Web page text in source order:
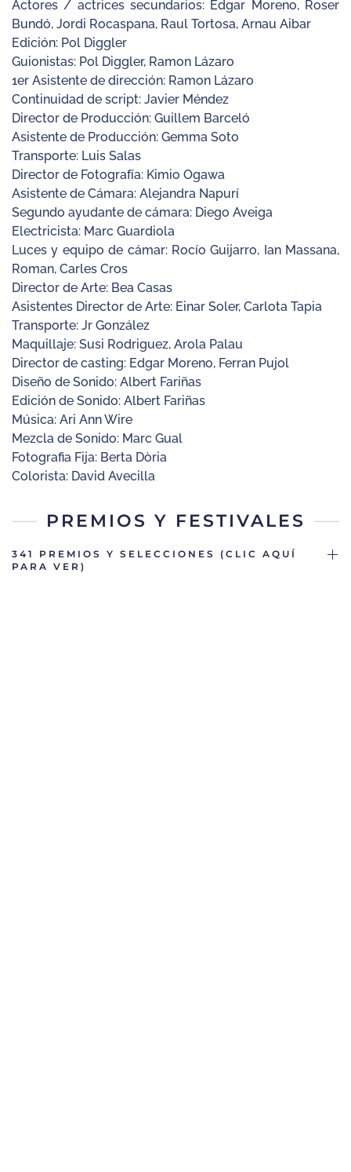
Actores / actrices secundarios: Edgar Moreno, Roser
Bundó, Jordi Rocaspana, Raul Tortosa, Arnau Aibar
Edición: Pol Diggler
Guionistas: Pol Diggler, Ramon Lázaro
1er Asistente de dirección: Ramon Lázaro
Continuidad de script: Javier Méndez
Director de Producción: Guillem Barceló
Asistente de Producción: Gemma Soto
Transporte: Luis Salas
Director de Fotografía: Kimio Ogawa
Asistente de Cámara: Alejandra Napurí
Segundo ayudante de cámara: Diego Aveiga
Electricista: Marc Guardiola
Luces y equipo de cámar: Rocío Guijarro, Ian Massana,
Roman, Carles Cros
Director de Arte: Bea Casas
Asistentes Director de Arte: Einar Soler, Carlota Tapia
Transporte: Jr González
Maquillaje: Susi Rodriguez, Arola Palau
Director de casting: Edgar Moreno, Ferran Pujol
Diseño de Sonido: Albert Fariñas
Edición de Sonido: Albert Fariñas
Música: Ari Ann Wire
Mezcla de Sonido: Marc Gual
Fotografia Fija: Berta Dòria
Colorista: David Avecilla
PREMIOS Y FESTIVALES
341 PREMIOS Y SELECCIONES (CLIC AQUÍ
PARA VER)